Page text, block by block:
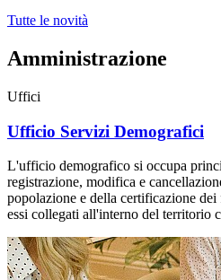
Tutte le novità
Amministrazione
Uffici
Ufficio Servizi Demografici
L'ufficio demografico si occupa
registrazione, modifica e
popolazione e della certificazione
essi collegati all'interno del territorio